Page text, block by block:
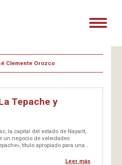
Clemente Orozco
Tepache y
la capital del estado de Nayarit,
un negocio de veleidades
título apropiado para una
Leer más